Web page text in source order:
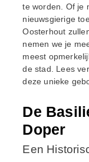
te worden. Of je
nieuwsgierige
Oosterhout
nemen we je
meest
de stad. Lees
deze unieke
De
Doper
Een